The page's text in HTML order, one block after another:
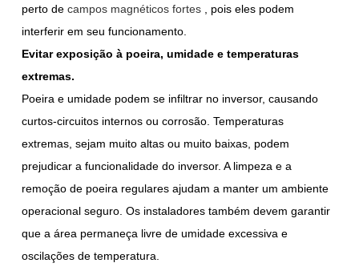
perto de campos magnéticos fortes
, pois eles podem
interferir em seu funcionamento.
Evitar exposição à poeira, umidade e temperaturas
extremas.
Poeira e umidade podem se infiltrar no inversor, causando
curtos-circuitos internos ou corrosão. Temperaturas
extremas, sejam muito altas ou muito baixas, podem
prejudicar a funcionalidade do inversor. A limpeza e a
remoção de poeira regulares ajudam a manter um ambiente
operacional seguro. Os instaladores também devem garantir
que a área permaneça livre de umidade excessiva e
oscilações de temperatura.